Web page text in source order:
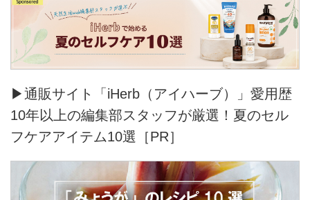
▶通販サイト「iHerb（アイハーブ）」愛用歴
10年以上の編集部スタッフが厳選！夏のセル
フケアアイテム10選［PR］